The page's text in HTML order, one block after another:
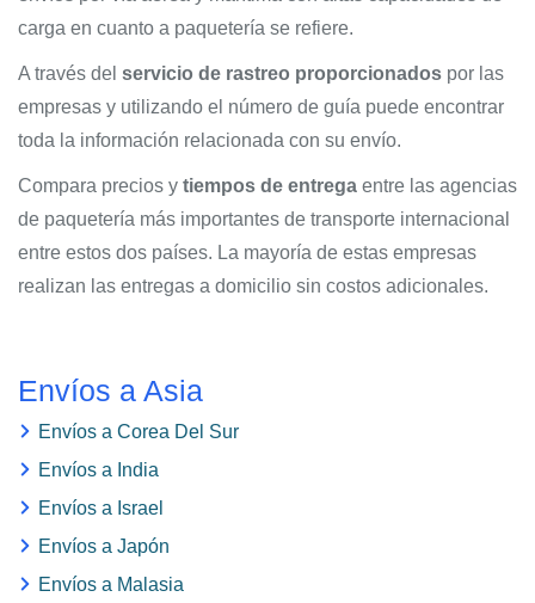
carga en cuanto a paquetería se refiere.
A través del servicio de rastreo proporcionados por las
empresas y utilizando el número de guía puede encontrar
toda la información relacionada con su envío.
Compara precios y tiempos de entrega entre las agencias
de paquetería más importantes de transporte internacional
entre estos dos países. La mayoría de estas empresas
realizan las entregas a domicilio sin costos adicionales.
Envíos a Asia
Envíos a Corea Del Sur
Envíos a India
Envíos a Israel
Envíos a Japón
Envíos a Malasia